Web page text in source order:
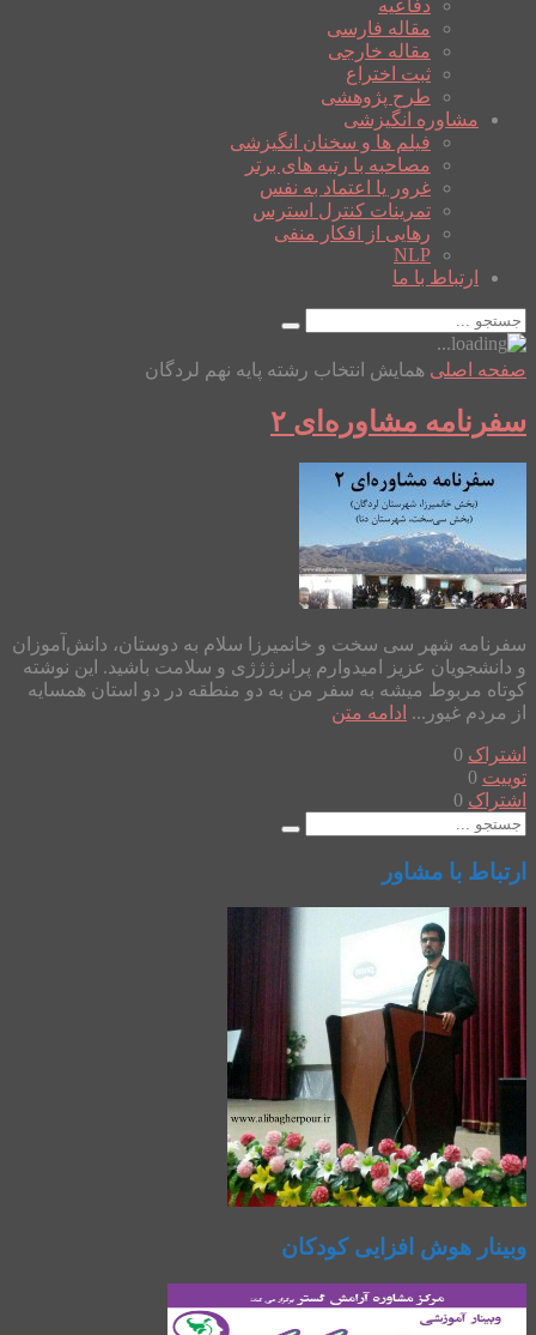
دفاعیه
مقاله فارسی
مقاله خارجی
ثبت اختراع
طرح پژوهشی
مشاوره انگیزشی
فیلم ها و سخنان انگیزشی
مصاحبه با رتبه های برتر
غرور یا اعتماد به نفس
تمرینات کنترل استرس
رهایی از افکار منفی
NLP
ارتباط با ما
صفحه اصلی همایش انتخاب رشته پایه نهم لردگان
سفرنامه مشاوره‌ای ۲
سفرنامه شهر سی سخت و خانمیرزا سلام به دوستان، دانش‌آموزان
و دانشجویان عزیز امیدوارم پرانرژژژی و سلامت باشید. این نوشته
کوتاه مربوط میشه به سفر من به دو منطقه در دو استان همسایه
از مردم غیور... ادامه متن
اشتراک 0
توییت 0
اشتراک 0
ارتباط با مشاور
وبینار هوش افزایی کودکان